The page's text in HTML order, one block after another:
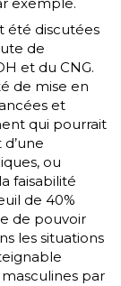
été discutées
de
et du CNG.
de mise en
et
qui pourrait
ou
faisabilité
de 40%
de pouvoir
les situations
par